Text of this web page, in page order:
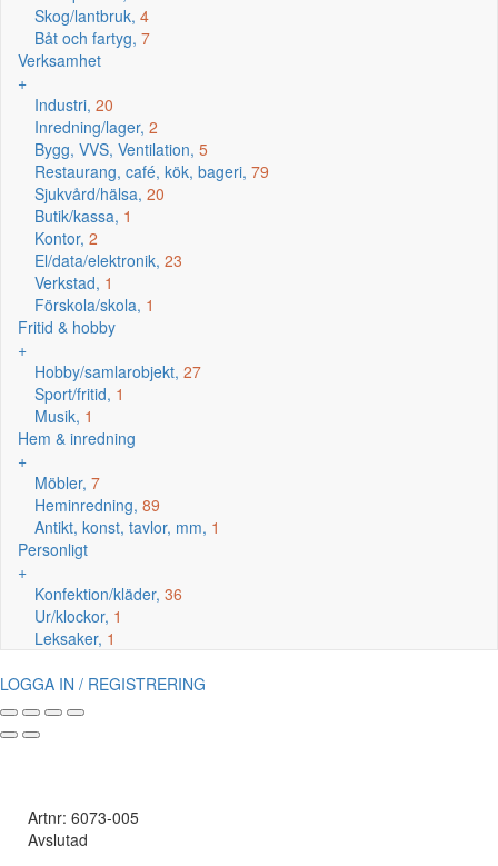
Skog/lantbruk, 4
Båt och fartyg, 7
Verksamhet
+
Industri, 20
Inredning/lager, 2
Bygg, VVS, Ventilation, 5
Restaurang, café, kök, bageri, 79
Sjukvård/hälsa, 20
Butik/kassa, 1
Kontor, 2
El/data/elektronik, 23
Verkstad, 1
Förskola/skola, 1
Fritid & hobby
+
Hobby/samlarobjekt, 27
Sport/fritid, 1
Musik, 1
Hem & inredning
+
Möbler, 7
Heminredning, 89
Antikt, konst, tavlor, mm, 1
Personligt
+
Konfektion/kläder, 36
Ur/klockor, 1
Leksaker, 1
LOGGA IN / REGISTRERING
Artnr: 6073-005
Avslutad